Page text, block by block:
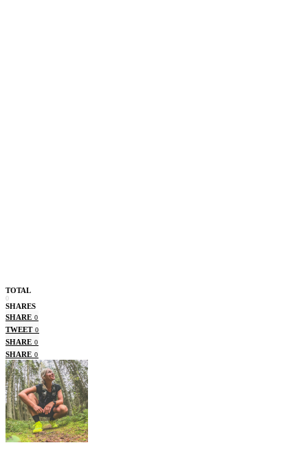
TOTAL
0
SHARES
SHARE 0
TWEET 0
SHARE 0
SHARE 0